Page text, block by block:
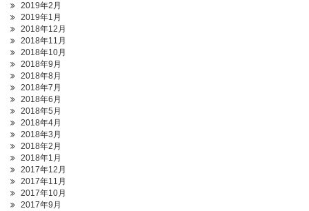
2019年2月
2019年1月
2018年12月
2018年11月
2018年10月
2018年9月
2018年8月
2018年7月
2018年6月
2018年5月
2018年4月
2018年3月
2018年2月
2018年1月
2017年12月
2017年11月
2017年10月
2017年9月